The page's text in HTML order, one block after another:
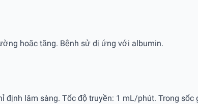
hoặc tăng. Bệnh sử dị ứng với albumin.
lâm sàng. Tốc độ truyền: 1 mL/phút. Trong